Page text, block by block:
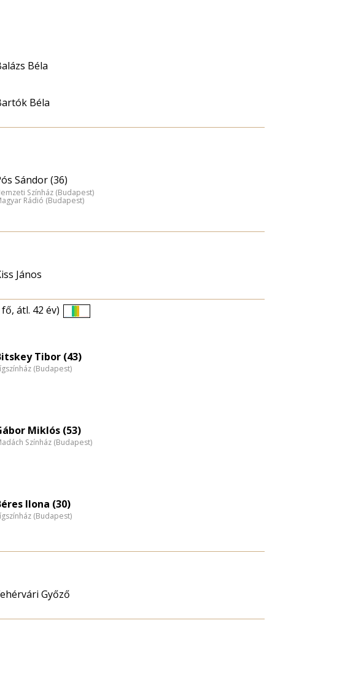
Béla
Béla
Sándor (36)
Színház (Budapest)
Rádió (Budapest)
János
átl. 42 év)
nagyítása
Tibor (43)
(Budapest)
Miklós (53)
Színház (Budapest)
Ilona (30)
(Budapest)
Győző